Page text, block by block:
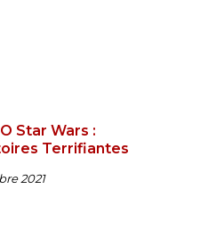
Star Wars :
Terrifiantes
2021